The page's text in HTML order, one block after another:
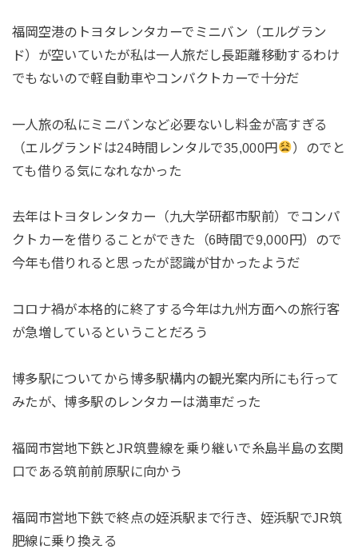
福岡空港のトヨタレンタカーでミニバン（エルグラン
ド）が空いていたが私は一人旅だし長距離移動するわけ
でもないので軽自動車やコンパクトカーで十分だ
一人旅の私にミニバンなど必要ないし料金が高すぎる
（エルグランドは24時間レンタルで35,000円
）のでと
ても借りる気になれなかった
去年はトヨタレンタカー（九大学研都市駅前）でコンパ
クトカーを借りることができた（6時間で9,000円）ので
今年も借りれると思ったが認識が甘かったようだ
コロナ禍が本格的に終了する今年は九州方面への旅行客
が急増しているということだろう
博多駅についてから博多駅構内の観光案内所にも行って
みたが、博多駅のレンタカーは満車だった
福岡市営地下鉄とJR筑豊線を乗り継いで糸島半島の玄関
口である筑前前原駅に向かう
福岡市営地下鉄で終点の姪浜駅まで行き、姪浜駅でJR筑
肥線に乗り換える